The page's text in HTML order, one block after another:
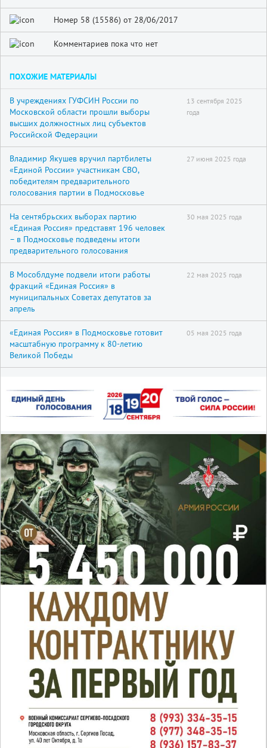
Номер 58 (15586) от 28/06/2017
Комментариев пока что нет
ПОХОЖИЕ МАТЕРИАЛЫ
В учреждениях ГУФСИН России по
Московской области прошли выборы
высших должностных лиц субъектов
Российской Федерации
13 сентября 2025
года
Владимир Якушев вручил партбилеты
«Единой России» участникам СВО,
победителям предварительного
голосования партии в Подмосковье
27 июня 2025 года
На сентябрьских выборах партию
«Единая Россия» представят 196 человек
– в Подмосковье подведены итоги
предварительного голосования
30 мая 2025 года
В Мособлдуме подвели итоги работы
фракций «Единая Россия» в
муниципальных Советах депутатов за
апрель
22 мая 2025 года
«Единая Россия» в Подмосковье готовит
масштабную программу к 80-летию
Великой Победы
05 мая 2025 года